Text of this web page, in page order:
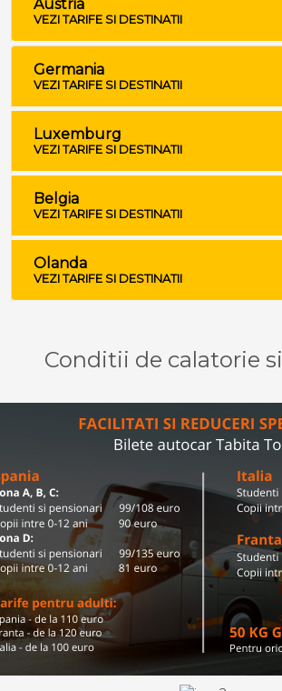
Austria
VEZI TARIFE SI DESTINATII
Germania
VEZI TARIFE SI DESTINATII
Luxemburg
VEZI TARIFE SI DESTINATII
Belgia
VEZI TARIFE SI DESTINATII
Olanda
VEZI TARIFE SI DESTINATII
Conditii de calatorie